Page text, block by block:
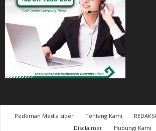
Pedoman Media siber Tentang Kami REDAKSI
Disclaimer
Hubungi Kami